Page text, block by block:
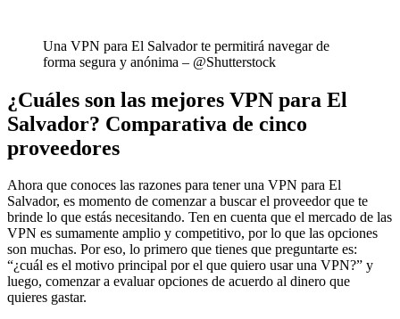
Una VPN para El Salvador te permitirá navegar de
forma segura y anónima – @Shutterstock
¿Cuáles son las mejores VPN para El
Salvador? Comparativa de cinco
proveedores
Ahora que conoces las razones para tener una VPN para El
Salvador, es momento de comenzar a buscar el proveedor que te
brinde lo que estás necesitando. Ten en cuenta que el mercado de las
VPN es sumamente amplio y competitivo, por lo que las opciones
son muchas. Por eso, lo primero que tienes que preguntarte es:
“¿cuál es el motivo principal por el que quiero usar una VPN?” y
luego, comenzar a evaluar opciones de acuerdo al dinero que
quieres gastar.